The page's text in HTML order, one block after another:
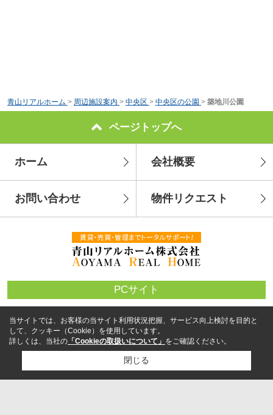
青山リアルホーム > 周辺施設案内 > 中央区 > 中央区の公園 > 築地川公園
ページトップへ
ホーム 会社概要
お問い合わせ 物件リクエスト
PCサイト
当サイトでは、お客様の当サイト利用状況把握、サービス向上検討を目的と
して、クッキー（Cookie）を使用しています。
詳しくは、当社の 「Cookieの取扱いについて」 をご確認ください。
閉じる